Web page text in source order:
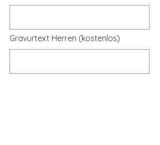
Gravurtext Herren (kostenlos)